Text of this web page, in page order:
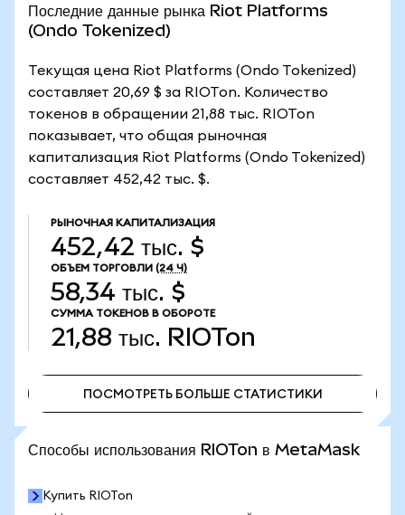
Последние данные рынка Riot Platforms
(Ondo Tokenized)
Текущая цена Riot Platforms (Ondo Tokenized)
составляет 20,69 $ за RIOTon. Количество
токенов в обращении 21,88 тыс. RIOTon
показывает, что общая рыночная
капитализация Riot Platforms (Ondo Tokenized)
составляет 452,42 тыс. $.
РЫНОЧНАЯ КАПИТАЛИЗАЦИЯ
452,42 тыс. $
ОБЪЕМ ТОРГОВЛИ (24 Ч)
58,34 тыс. $
СУММА ТОКЕНОВ В ОБОРОТЕ
21,88 тыс. RIOTon
ПОСМОТРЕТЬ БОЛЬШЕ СТАТИСТИКИ
Способы использования RIOTon в MetaMask
Купить RIOTon